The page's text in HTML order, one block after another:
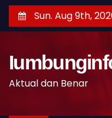
Sun. Aug 9th,
Aktual dan Benar